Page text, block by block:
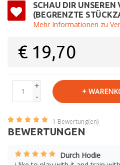
SCHAU DIR UNSEREN
(BEGRENZTE
Mehr Informationen zu
€ 19,70
+
-
+
1 Bewertung(en)
BEWERTUNGEN
Durch Hodie